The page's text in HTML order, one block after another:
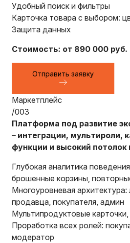
Удобный поиск и фильтры
Карточка товара с выбором:
Защита данных
Стоимость: от 890 000 руб.
Отправить заявку
Маркетплейс
/003
Платформа под развитие
– интеграции, мультироли,
функции и высокий потолок
Глубокая аналитика
брошенные корзины,
Многоуровневая архитектура:
продавца, покупателя, админ
Мультипродуктовые
Проработка всех ролей:
модератор